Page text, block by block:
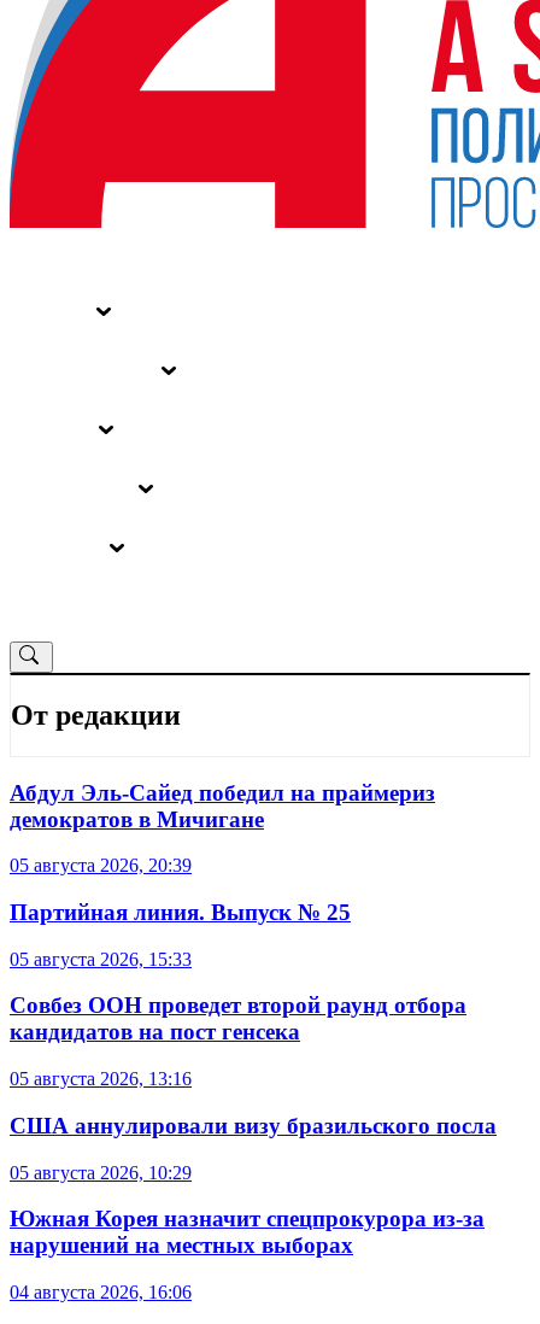
От редакции
Абдул Эль-Сайед победил на праймериз
демократов в Мичигане
05 августа 2026, 20:39
Партийная линия. Выпуск № 25
05 августа 2026, 15:33
Совбез ООН проведет второй раунд отбора
кандидатов на пост генсека
05 августа 2026, 13:16
США аннулировали визу бразильского посла
05 августа 2026, 10:29
Южная Корея назначит спецпрокурора из-за
нарушений на местных выборах
04 августа 2026, 16:06